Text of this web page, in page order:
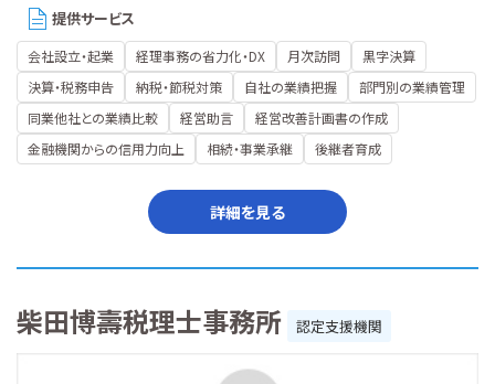
提供サービス
会社設立・起業 経理事務の省力化・DX 月次訪問
黒字決算
決算・税務申告
納税・節税対策 自社の業績把握
部門別の業績管理
同業他社との業績比較
経営助言
経営改善計画書の作成
金融機関からの信用力向上
相続・事業承継 後継者育成
詳細を見る
柴田博壽税理士事務所 認定支援機関